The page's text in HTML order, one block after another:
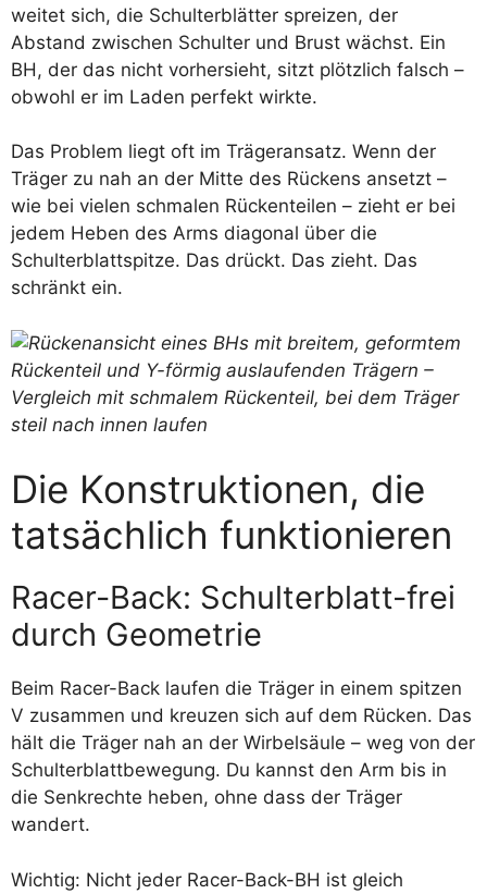
weitet sich, die Schulterblätter spreizen, der
Abstand zwischen Schulter und Brust wächst. Ein
BH, der das nicht vorhersieht, sitzt plötzlich falsch –
obwohl er im Laden perfekt wirkte.
Das Problem liegt oft im Trägeransatz. Wenn der
Träger zu nah an der Mitte des Rückens ansetzt –
wie bei vielen schmalen Rückenteilen – zieht er bei
jedem Heben des Arms diagonal über die
Schulterblattspitze. Das drückt. Das zieht. Das
schränkt ein.
Die Konstruktionen, die
tatsächlich funktionieren
Racer-Back: Schulterblatt-frei
durch Geometrie
Beim Racer-Back laufen die Träger in einem spitzen
V zusammen und kreuzen sich auf dem Rücken. Das
hält die Träger nah an der Wirbelsäule – weg von der
Schulterblattbewegung. Du kannst den Arm bis in
die Senkrechte heben, ohne dass der Träger
wandert.
Wichtig: Nicht jeder Racer-Back-BH ist gleich